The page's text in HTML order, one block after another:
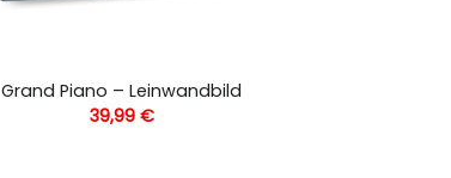
Grand Piano – Leinwandbild
39,99 €